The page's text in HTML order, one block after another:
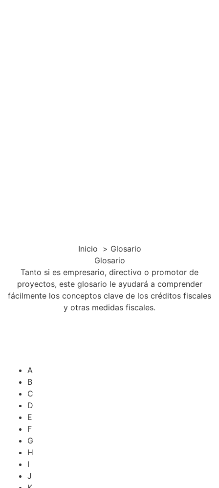
Inicio
Glosario
Glosario
Tanto si es empresario, directivo o promotor de
proyectos, este glosario le ayudará a comprender
fácilmente los conceptos clave de los créditos fiscales
y otras medidas fiscales.
A
B
C
D
E
F
G
H
I
J